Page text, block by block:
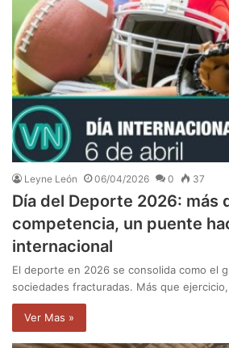
Leyne León 06/04/2026 0 37
Día del Deporte 2026: más
competencia, un puente
internacional
El deporte en 2026 se consolida como el
sociedades fracturadas. Más que
Ver Mas »